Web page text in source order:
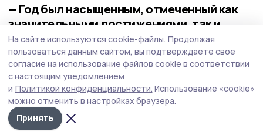
— Год был насыщенным, отмеченный как
значительными достижениями, так и
выявленными проблемами во всех сферах
управления. Как сказал сам Евгений
Алексеевич, этот год был годом
исправления ошибок. Многие процессы в
деятельности правительства региона
пришлось пересмотреть. И всё ради
ключевой цели — повышения качества
На сайте используются cookie-файлы. Продолжая
пользоваться данным сайтом, вы подтверждаете свое
согласие на использование файлов cookie в соответствии
с настоящим уведомлением
и Политикой конфиденциальности. Использование «cookie»
можно отменить в настройках браузера.
Принять